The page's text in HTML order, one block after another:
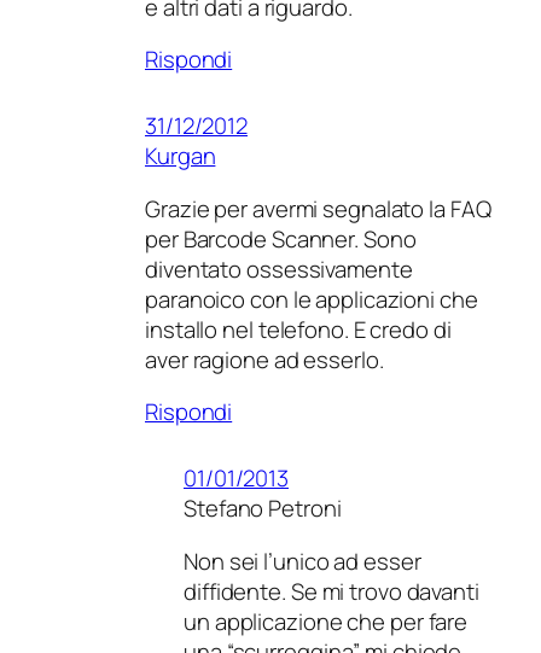
e altri dati a riguardo.
Rispondi
31/12/2012
Kurgan
Grazie per avermi segnalato la FAQ
per Barcode Scanner. Sono
diventato ossessivamente
paranoico con le applicazioni che
installo nel telefono. E credo di
aver ragione ad esserlo.
Rispondi
01/01/2013
Stefano Petroni
Non sei l’unico ad esser
diffidente. Se mi trovo davanti
un applicazione che per fare